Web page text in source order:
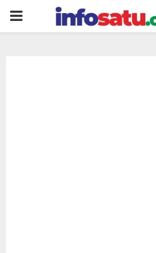
PRIMARY